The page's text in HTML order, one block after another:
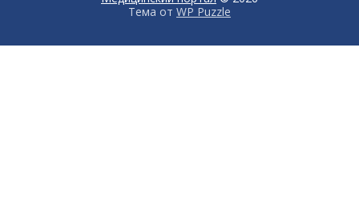
Тема от WP Puzzle